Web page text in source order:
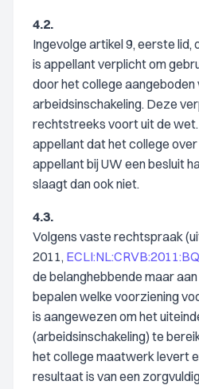
4.2.
Ingevolge artikel 9, eerste lid,
is appellant verplicht om
door het college
arbeidsinschakeling. Deze
rechtstreeks voort uit de
appellant dat het college
appellant bij UW een besluit
slaagt dan ook niet.
4.3.
Volgens vaste rechtspraak
2011,
de belanghebbende maar
bepalen welke voorziening
is aangewezen om het
(arbeidsinschakeling) te
het college maatwerk levert
resultaat is van een